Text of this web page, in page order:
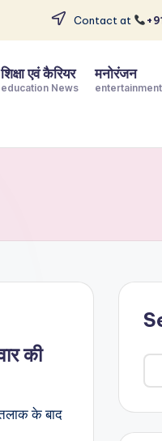
Contact at
शिक्षा एवं कैरियर
education News
मनोरंजन
की
के बाद